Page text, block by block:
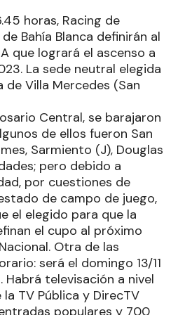
horas, Racing de
Bahía Blanca definirán al
que logrará el ascenso a
La sede neutral elegida
de Villa Mercedes (San
Central, se barajaron
de ellos fueron San
Sarmiento (J), Douglas
pero debido a
por cuestiones de
de campo de juego,
el elegido para que la
el cupo al próximo
Otra de las
será el domingo 13/11
Habrá televisación a nivel
TV Pública y DirecTV